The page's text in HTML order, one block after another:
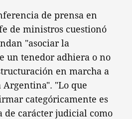
de prensa en
de ministros cuestionó
"asociar la
un tenedor adhiera o no
en marcha a
Argentina". "Lo que
categóricamente es
de carácter judicial como